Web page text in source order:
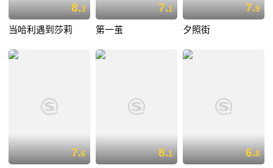
8.3
当哈利遇到莎莉
7.1
第一茧
7.9
夕照街
7.6 8.1 6.8